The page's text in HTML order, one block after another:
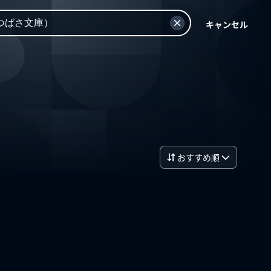
キャンセル
おすすめ順